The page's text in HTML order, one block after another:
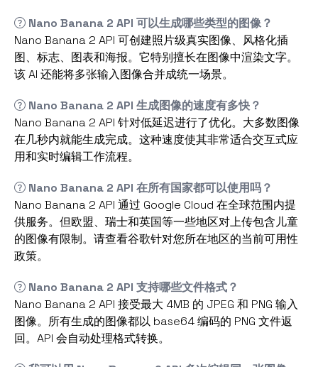
Nano Banana 2 API 可以生成哪些类型的图像？
Nano Banana 2 API 可创建照片级真实图像、风格化插
图、标志、图表和海报。它特别擅长在图像中渲染文字。
该 AI 还能将多张输入图像合并成统一场景。
Nano Banana 2 API 生成图像的速度有多快？
Nano Banana 2 API 针对低延迟进行了优化。大多数图像
在几秒内就能生成完成。这种速度使其非常适合交互式应
用和实时编辑工作流程。
Nano Banana 2 API 在所有国家都可以使用吗？
Nano Banana 2 API 通过 Google Cloud 在全球范围内提
供服务。但欧盟、瑞士和英国等一些地区对上传包含儿童
的图像有限制。请查看谷歌针对您所在地区的当前可用性
政策。
Nano Banana 2 API 支持哪些文件格式？
Nano Banana 2 API 接受最大 4MB 的 JPEG 和 PNG 输入
图像。所有生成的图像都以 base64 编码的 PNG 文件返
回。API 会自动处理格式转换。